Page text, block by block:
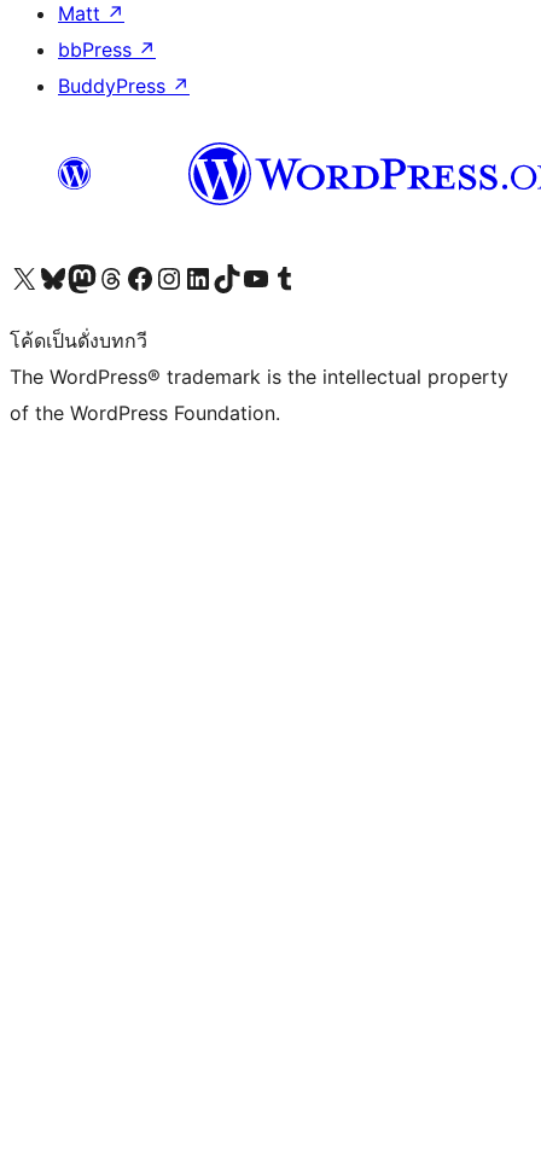
Matt ↗
bbPress ↗
BuddyPress ↗
Visit our X (formerly Twitter) account
Visit our Bluesky account
Visit our Mastodon account
Visit our Threads account
Visit our Facebook page
Visit our Instagram account
Visit our LinkedIn account
Visit our TikTok account
Visit our YouTube channel
Visit our Tumblr account
โค้ดเป็นดั่งบทกวี
The WordPress® trademark is the intellectual property
of the WordPress Foundation.